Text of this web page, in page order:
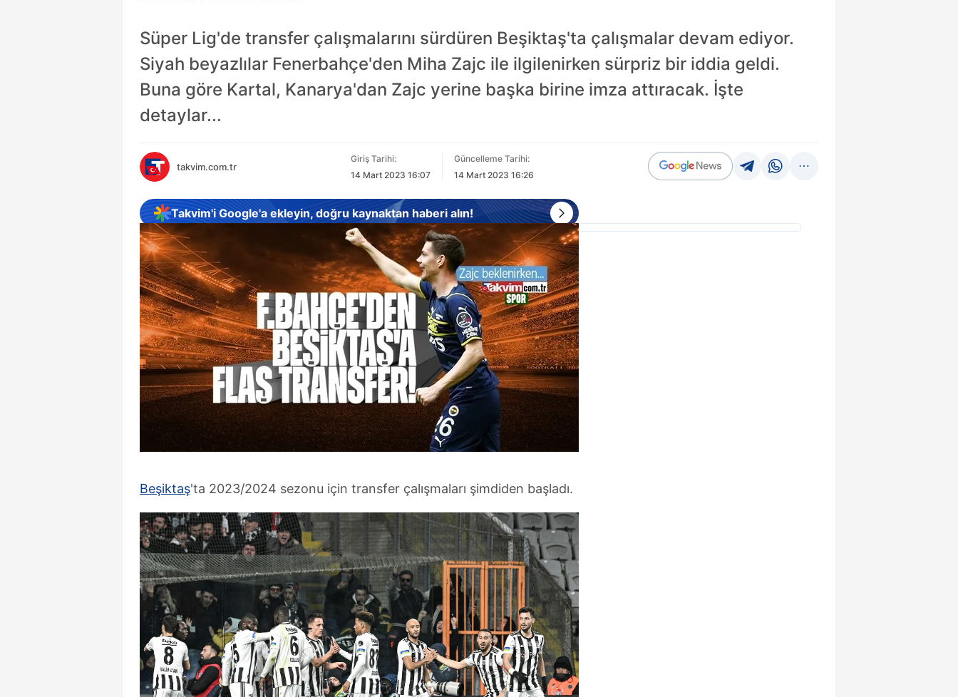
Süper Lig'de transfer çalışmalarını sürdüren Beşiktaş'ta çalışmalar devam ediyor.
Siyah beyazlılar Fenerbahçe'den Miha Zajc ile ilgilenirken sürpriz bir iddia geldi.
Buna göre Kartal, Kanarya'dan Zajc yerine başka birine imza attıracak. İşte
detaylar...
takvim.com.tr
Giriş Tarihi:
14 Mart 2023 16:07
Güncelleme Tarihi:
14 Mart 2023 16:26
Takvim'i Google'a ekleyin, doğru kaynaktan haberi alın!
Beşiktaş'ta 2023/2024 sezonu için transfer çalışmaları şimdiden başladı.